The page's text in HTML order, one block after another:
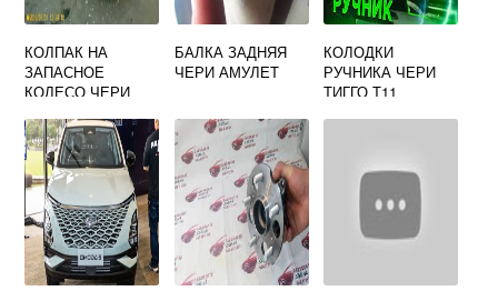
КОЛПАК НА
ЗАПАСНОЕ
КОЛЕСО ЧЕРИ
БАЛКА ЗАДНЯЯ
ЧЕРИ АМУЛЕТ
КОЛОДКИ
РУЧНИКА ЧЕРИ
ТИГГО Т11